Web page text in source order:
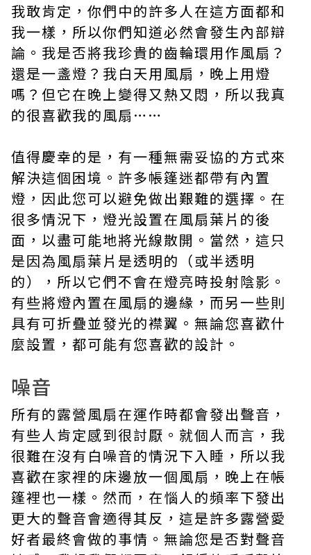
我敢肯定，你們中的許多人在這方面都和
我一樣，所以你們知道必然會發生內部辯
論。我是否將我珍貴的齒輪環用作風扇？
還是一盞燈？我白天用風扇，晚上用燈
嗎？但它在晚上變得又熱又悶，所以我真
的很喜歡我的風扇……
值得慶幸的是，有一種無需妥協的方式來
解決這個困境。許多帳篷迷都帶有內置
燈，因此您可以避免做出艱難的選擇。在
很多情況下，燈光設置在風扇葉片的後
面，以盡可能地將光線散開。當然，這只
是因為風扇葉片是透明的（或半透明
的），所以它們不會在燈亮時投射陰影。
有些將燈內置在風扇的邊緣，而另一些則
具有可折疊並發光的襟翼。無論您喜歡什
麼設置，都可能有您喜歡的設計。
噪音
所有的露營風扇在運作時都會發出聲音，
有些人肯定感到很討厭。就個人而言，我
很難在沒有白噪音的情況下入睡，所以我
喜歡在家裡的床邊放一個風扇，晚上在帳
篷裡也一樣。然而，在惱人的頻率下發出
更大的聲音會適得其反，這是許多露營愛
好者最終會做的事情。無論您是否對聲音